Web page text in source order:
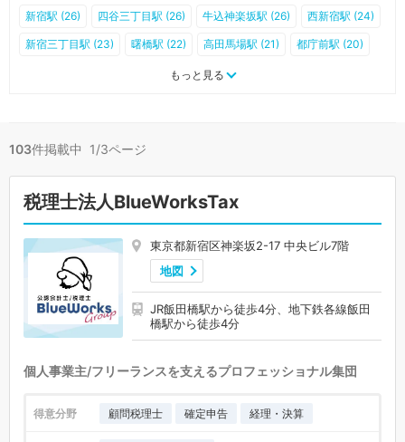
新宿駅 (26) 四谷三丁目駅 (26) 牛込神楽坂駅 (26) 西新宿駅 (24)
新宿三丁目駅 (23) 曙橋駅 (22) 高田馬場駅 (21) 都庁前駅 (20)
神楽坂駅 (17) 西早稲田駅 (17)
東新宿駅 (9) 落合駅 (6)
もっと見る
103件掲載中 1/3ページ
税理士法人BlueWorksTax
東京都新宿区神楽坂2-17 中央ビル7階
地図
JR飯田橋駅から徒歩4分、地下鉄各線飯田
橋駅から徒歩4分
個人事業主/フリーランスを支えるプロフェッショナル集団
得意分野 顧問税理士 確定申告 経理・決算